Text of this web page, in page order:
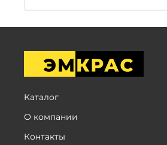
Каталог
О компании
Контакты